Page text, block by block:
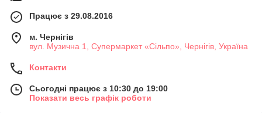
Працює з 29.08.2016
м. Чернігів
вул. Музична 1, Супермаркет «Сільпо», Чернігів, Україна
Контакти
Сьогодні працює з 10:30 до 19:00
Показати весь графік роботи